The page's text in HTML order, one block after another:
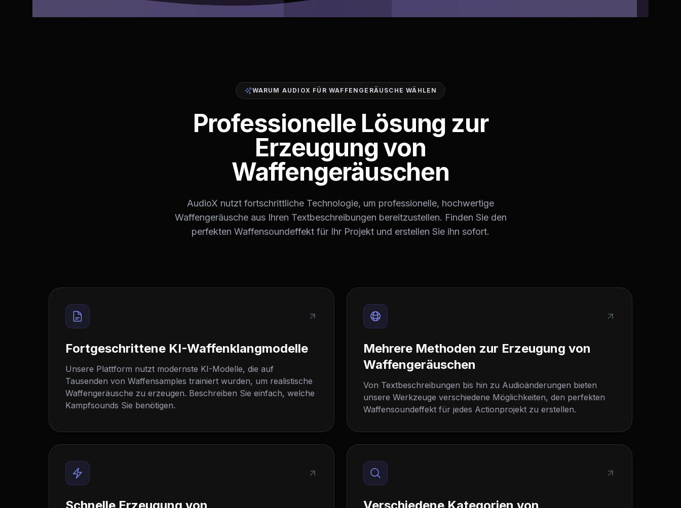
WARUM AUDIOX FÜR WAFFENGERÄUSCHE WÄHLEN
Professionelle Lösung zur
Erzeugung von
Waffengeräuschen
AudioX nutzt fortschrittliche Technologie, um professionelle, hochwertige
Waffengeräusche aus Ihren Textbeschreibungen bereitzustellen. Finden Sie den
perfekten Waffensoundeffekt für Ihr Projekt und erstellen Sie ihn sofort.
Fortgeschrittene KI-Waffenklangmodelle
Unsere Plattform nutzt modernste KI-Modelle, die auf
Tausenden von Waffensamples trainiert wurden, um realistische
Waffengeräusche zu erzeugen. Beschreiben Sie einfach, welche
Kampfsounds Sie benötigen.
Mehrere Methoden zur Erzeugung von
Waffengeräuschen
Von Textbeschreibungen bis hin zu Audioänderungen bieten
unsere Werkzeuge verschiedene Möglichkeiten, den perfekten
Waffensoundeffekt für jedes Actionprojekt zu erstellen.